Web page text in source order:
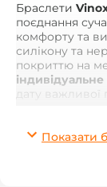
Браслети
поєднання
комфорту та
силікону та
покриттю на
дату важливої
Vinox Blackз
Показати